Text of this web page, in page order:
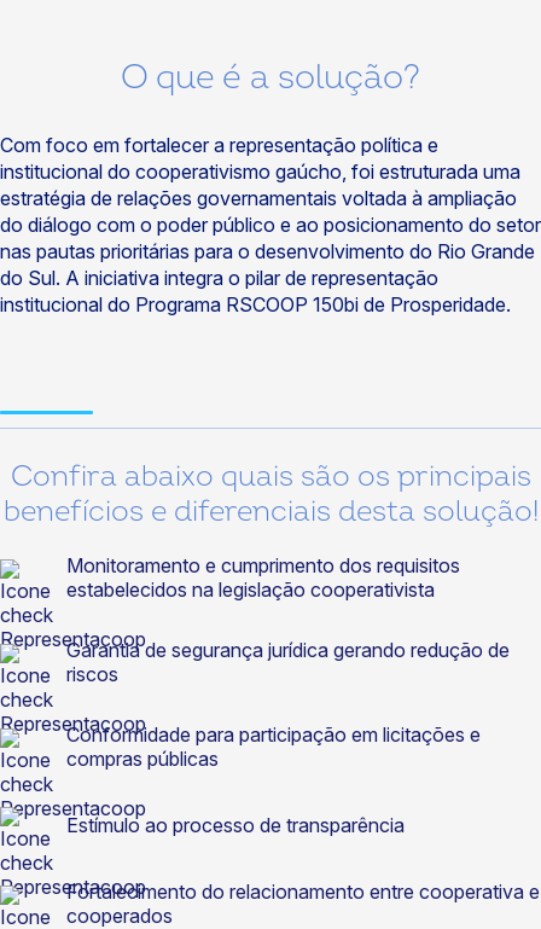
O que é a solução?
Com foco em fortalecer a representação política e
institucional do cooperativismo gaúcho, foi estruturada uma
estratégia de relações governamentais voltada à ampliação
do diálogo com o poder público e ao posicionamento do setor
nas pautas prioritárias para o desenvolvimento do Rio Grande
do Sul. A iniciativa integra o pilar de representação
institucional do Programa RSCOOP 150bi de Prosperidade.
Confira abaixo quais são os principais
benefícios e diferenciais desta solução!
Monitoramento e cumprimento dos requisitos
estabelecidos na legislação cooperativista
Garantia de segurança jurídica gerando redução de
riscos
Conformidade para participação em licitações e
compras públicas
Estímulo ao processo de transparência
Fortalecimento do relacionamento entre cooperativa e
cooperados